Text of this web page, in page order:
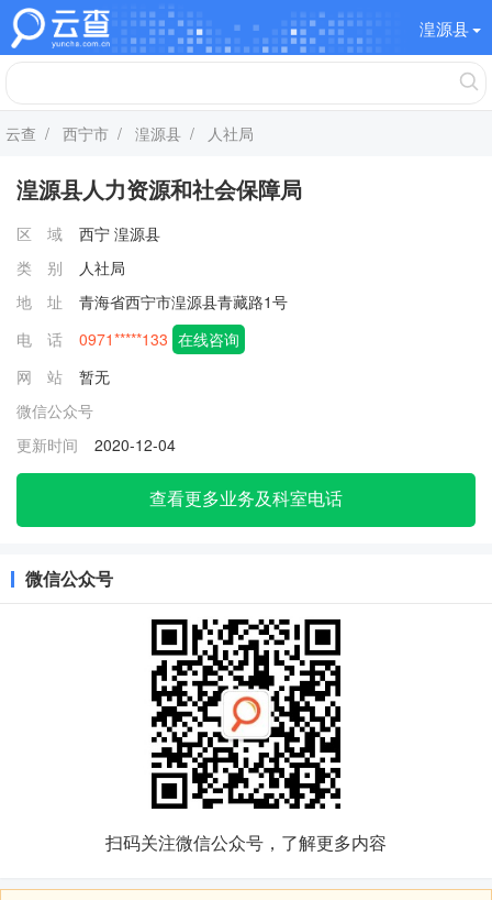
湟源县
云查 / 西宁市 / 湟源县 / 人社局
湟源县人力资源和社会保障局
区 域 西宁 湟源县
类 别
人社局
地 址
青海省西宁市湟源县青藏路1号
电 话
0971*****133 在线咨询
网 站
暂无
微信公众号
更新时间
2020-12-04
查看更多业务及科室电话
微信公众号
扫码关注微信公众号，了解更多内容